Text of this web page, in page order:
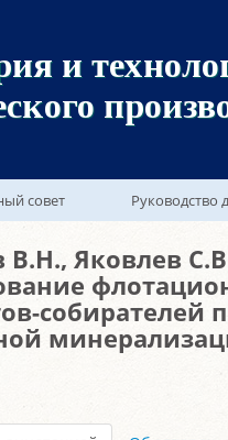
и
совет Руководство
В.Н., Яковлев
собирателей